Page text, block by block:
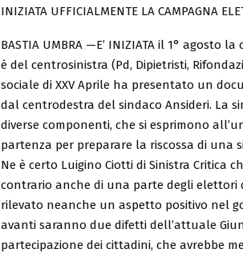
INIZIATA UFFICIALMENTE LA CAMPAGNA
BASTIA UMBRA —E’ INIZIATA il 1° agosto
è del centrosinistra (Pd, Dipietristi,
sociale di XXV Aprile ha presentato un
dal centrodestra del sindaco Ansideri. La
diverse componenti, che si esprimono
partenza per preparare la riscossa di una
Ne è certo Luigino Ciotti di Sinistra Critica
contrario anche di una parte degli elettori
rilevato neanche un aspetto positivo nel
avanti saranno due difetti dell’attuale
partecipazione dei cittadini, che avrebbe